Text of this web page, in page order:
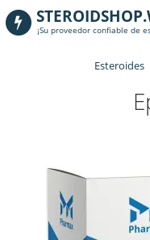
¡Su proveedor confiable de
Esteroides